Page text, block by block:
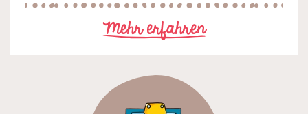
Mehr erfahrenzu erholsame